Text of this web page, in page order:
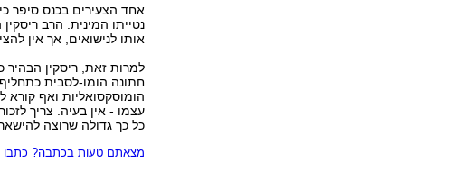
אחד הצעירים בכנס סיפר
נטייתו המינית. הרב
אותו לנישואים, אך אין
למרות זאת, ריסקין הבהיר
חתונה הומו-לסבית
הומוסקסואליות ואף
עצמו - אין בעיה. צריך
כל כך גדולה שרוצה
מצאתם טעות בכתבה? כתבו